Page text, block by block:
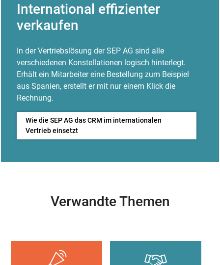
International effizienter
verkaufen
In der Vertriebslösung der SEP AG sind alle
verschiedenen Konstellationen logisch hinterlegt.
Erhält ein Mitarbeiter eine Bestellung zum Beispiel
aus Spanien, erstellt er mit nur einem Klick die
Rechnung.
Wie die SEP AG das CRM im internationalen
Vertrieb einsetzt
Verwandte Themen